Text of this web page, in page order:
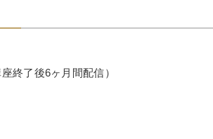
終了後6ヶ月間配信）